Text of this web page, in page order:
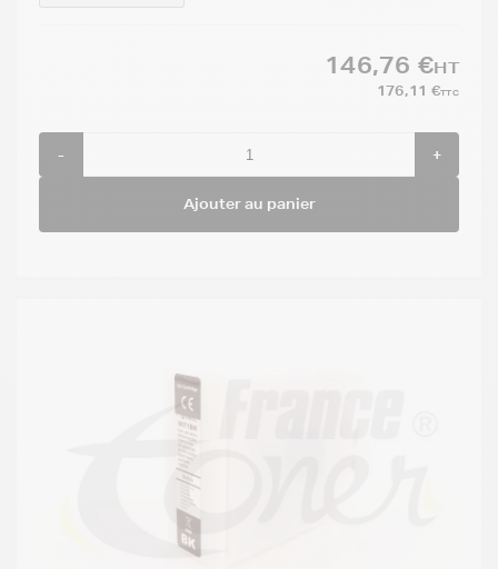
146,76 €HT
176,11 €TTC
- +
Ajouter au panier